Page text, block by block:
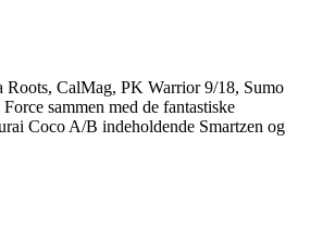
Roots, CalMag, PK Warrior 9/18, Sumo
sammen med de fantastiske
Coco A/B indeholdende Smartzen og